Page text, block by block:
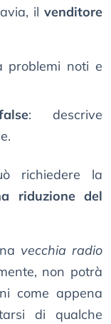
il venditore
problemi noti e
: descrive
richiedere la
riduzione del
vecchia radio
non potrà
come appena
di qualche